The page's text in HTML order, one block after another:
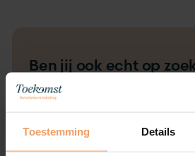
Toestemming Details
Ben jij ook echt op
duurzame relatie? We
in gesprek wat we
Ik ben